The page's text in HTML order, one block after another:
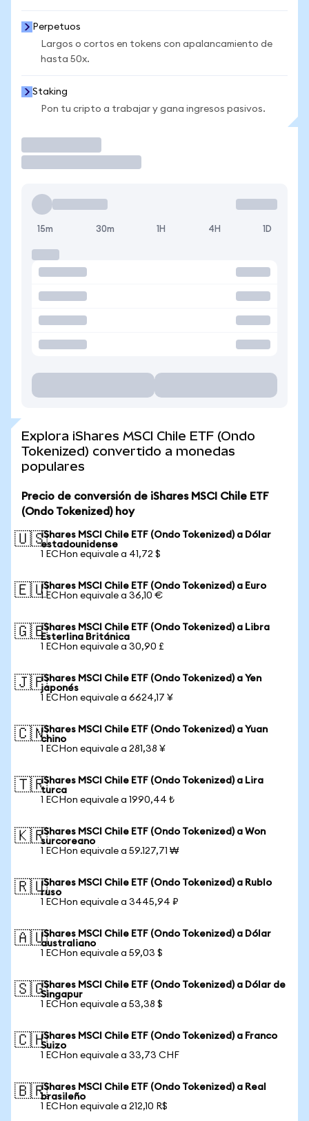
Perpetuos
Largos o cortos en tokens con apalancamiento de
hasta 50x.
Staking
Pon tu cripto a trabajar y gana ingresos pasivos.
15m 30m 1H 4H 1D
Explora iShares MSCI Chile ETF (Ondo
Tokenized) convertido a monedas
populares
Precio de conversión de iShares MSCI Chile ETF
(Ondo Tokenized) hoy
🇺🇸iShares MSCI Chile ETF (Ondo Tokenized) a Dólar
estadounidense
1 ECHon equivale a 41,72 $
🇪🇺iShares MSCI Chile ETF (Ondo Tokenized) a Euro
1 ECHon equivale a 36,10 €
🇬🇧iShares MSCI Chile ETF (Ondo Tokenized) a Libra
Esterlina Británica
1 ECHon equivale a 30,90 £
🇯🇵iShares MSCI Chile ETF (Ondo Tokenized) a Yen
japonés
1 ECHon equivale a 6624,17 ¥
🇨🇳iShares MSCI Chile ETF (Ondo Tokenized) a Yuan
chino
1 ECHon equivale a 281,38 ¥
🇹🇷iShares MSCI Chile ETF (Ondo Tokenized) a Lira
turca
1 ECHon equivale a 1990,44 ₺
🇰🇷iShares MSCI Chile ETF (Ondo Tokenized) a Won
surcoreano
1 ECHon equivale a 59.127,71 ₩
🇷🇺iShares MSCI Chile ETF (Ondo Tokenized) a Rublo
ruso
1 ECHon equivale a 3445,94 ₽
🇦🇺iShares MSCI Chile ETF (Ondo Tokenized) a Dólar
australiano
1 ECHon equivale a 59,03 $
🇸🇬iShares MSCI Chile ETF (Ondo Tokenized) a Dólar de
Singapur
1 ECHon equivale a 53,38 $
🇨🇭iShares MSCI Chile ETF (Ondo Tokenized) a Franco
Suizo
1 ECHon equivale a 33,73 CHF
🇧🇷iShares MSCI Chile ETF (Ondo Tokenized) a Real
brasileño
1 ECHon equivale a 212,10 R$